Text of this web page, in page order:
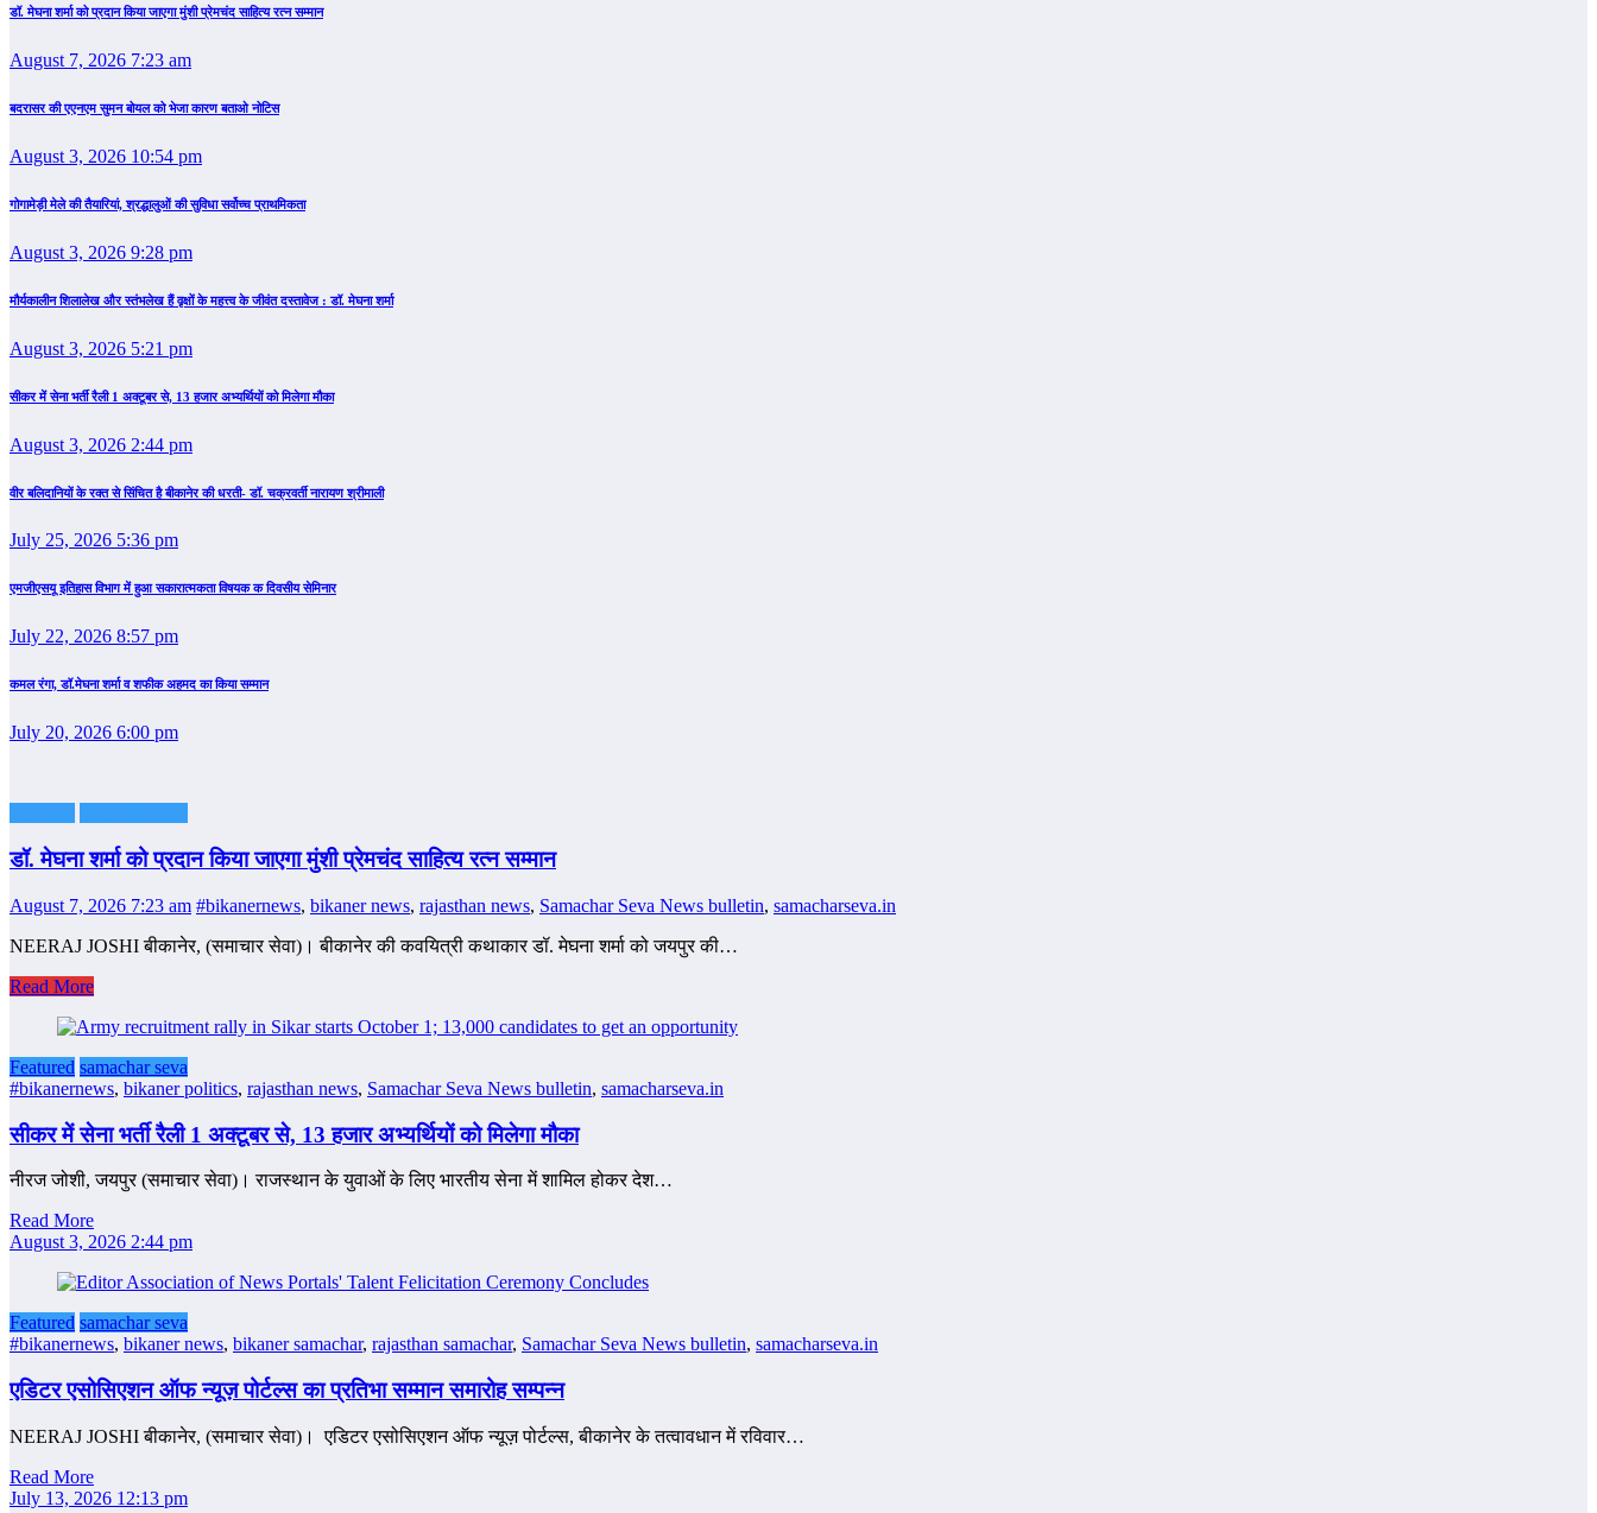
डॉ. मेघना शर्मा को प्रदान किया जाएगा मुंशी प्रेमचंद साहित्य रत्न सम्‍मान
August 7, 2026 7:23 am
बदरासर की एएनएम सुमन बोयल को भेजा कारण बताओ नोटिस
August 3, 2026 10:54 pm
गोगामेड़ी मेले की तैयारियां, श्रद्धालुओं की सुविधा सर्वोच्च प्राथमिकता
August 3, 2026 9:28 pm
मौर्यकालीन शिलालेख और स्तंभलेख हैं वृक्षों के महत्त्व के जीवंत दस्तावेज : डॉ. मेघना शर्मा
August 3, 2026 5:21 pm
सीकर में सेना भर्ती रैली 1 अक्टूबर से, 13 हजार अभ्यर्थियों को मिलेगा मौका
August 3, 2026 2:44 pm
वीर बलिदानियों के रक्त से सिंचित है बीकानेर की धरती- डॉ. चक्रवर्ती नारायण श्रीमाली
July 25, 2026 5:36 pm
एमजीएसयू इतिहास विभाग में हुआ सकारात्मकता विषयक क दिवसीय सेमिनार
July 22, 2026 8:57 pm
कमल रंगा, डॉ.मेघना शर्मा व शफीक अहमद का किया सम्‍मान
July 20, 2026 6:00 pm
डॉ. मेघना शर्मा को प्रदान किया जाएगा मुंशी प्रेमचंद साहित्य रत्न सम्‍मान
August 7, 2026 7:23 am #bikanernews, bikaner news, rajasthan news, Samachar Seva News bulletin, samacharseva.in
NEERAJ JOSHI बीकानेर, (समाचार सेवा)। बीकानेर की कवयित्री कथाकार डॉ. मेघना शर्मा को जयपुर की…
Read More
Featured samachar seva
#bikanernews, bikaner politics, rajasthan news, Samachar Seva News bulletin, samacharseva.in
सीकर में सेना भर्ती रैली 1 अक्टूबर से, 13 हजार अभ्यर्थियों को मिलेगा मौका
नीरज जोशी, जयपुर (समाचार सेवा)। राजस्थान के युवाओं के लिए भारतीय सेना में शामिल होकर देश…
Read More
August 3, 2026 2:44 pm
Featured samachar seva
#bikanernews, bikaner news, bikaner samachar, rajasthan samachar, Samachar Seva News bulletin, samacharseva.in
एडिटर एसोसिएशन ऑफ न्यूज़ पोर्टल्स का प्रतिभा सम्मान समारोह सम्पन्न
NEERAJ JOSHI बीकानेर, (समाचार सेवा)। एडिटर एसोसिएशन ऑफ न्यूज़ पोर्टल्स, बीकानेर के तत्वावधान में रविवार…
Read More
July 13, 2026 12:13 pm